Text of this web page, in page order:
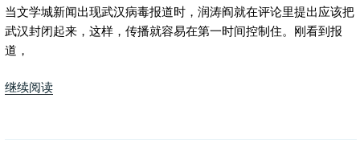
动
物
事？”
当文学城新闻出现武汉病毒报道时，润涛阎就在评论里提出应该把
武汉封闭起来，这样，传播就容易在第一时间控制住。刚看到报
道，
继续阅读“冠
毒